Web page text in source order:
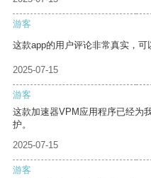
游客
这款app的用户评论非常真实，可
2025-07-15
游客
这款加速器VPM应用程序已经为
护。
2025-07-15
游客